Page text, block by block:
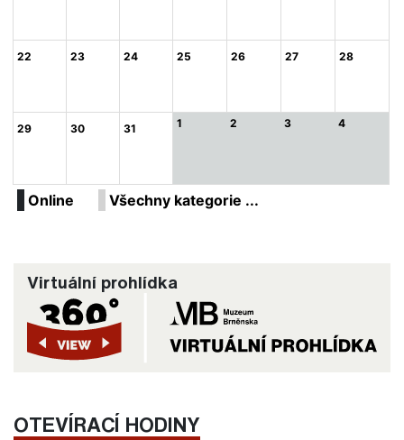
22 23 24 25 26 27 28
29 30 31 1 2 3 4
Online Všechny kategorie ...
Virtuální prohlídka
OTEVÍRACÍ HODINY